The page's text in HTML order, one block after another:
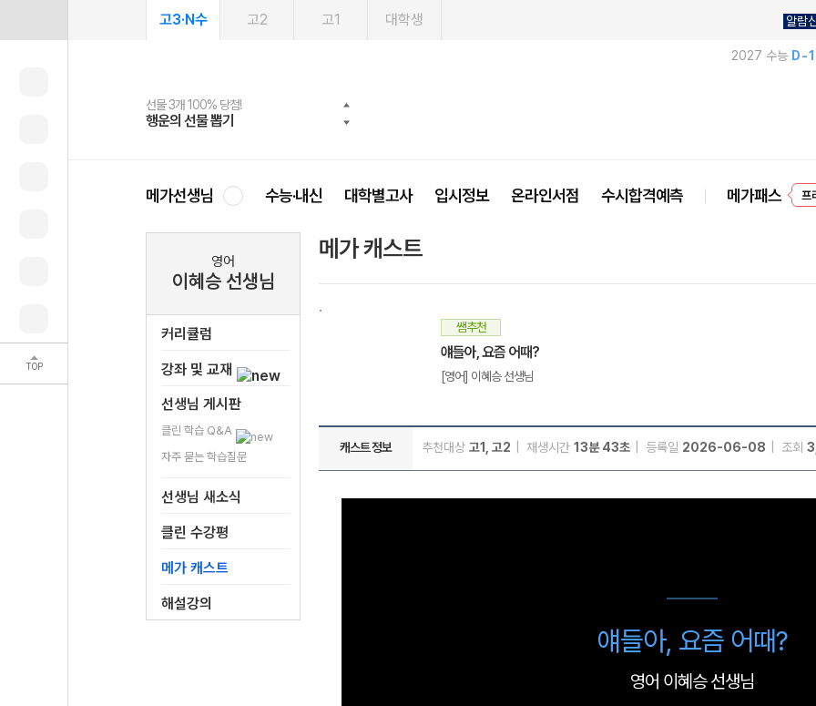
TOP
고3·N수 고2 고1 대학생 알람
2027 수능 D-
선물 3개 100% 당첨!
행운의 선물 뽑기
선물 100% 증정!
메가스터디 X 올리브
여름방학 스터디 캐시백
메가런 썸머스쿨
2027 러셀 단과
강사 공개선발
스마트러닝앱
설문 EVENT
메가패스
3일 무료 체험권
메가패스 수강생 무료혜택!
메가클럽 멤버십
사회공헌 캠페인
희망이룸 메가나눔
메가선생님 수능·내신 대학별고사 입시정보 온라인서점 수시합격예측 메가패스
프
영어
이혜승 선생님
커리큘럼
강좌 및 교재
선생님 게시판
클린 학습 Q&A
자주 묻는 학습질문
선생님 새소식
클린 수강평
메가 캐스트
해설강의
메가 캐스트
쌤추천
얘들아, 요즘 어때?
[영어] 이혜승 선생님
캐스트 정보 추천대상 고1, 고2 재생시간 13분 43초 등록일 2026-06-08 조회
얘들아, 요즘 어때?
영어 이혜승 선생님